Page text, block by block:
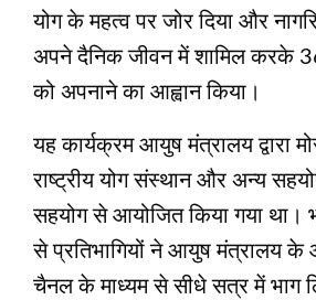
योग के महत्व पर जोर दिया और
अपने दैनिक जीवन में शामिल करके
को अपनाने का आह्वान किया।
यह कार्यक्रम आयुष मंत्रालय द्वारा
राष्ट्रीय योग संस्थान और अन्य
सहयोग से आयोजित किया गया था।
से प्रतिभागियों ने आयुष मंत्रालय के
चैनल के माध्यम से सीधे सत्र में भाग